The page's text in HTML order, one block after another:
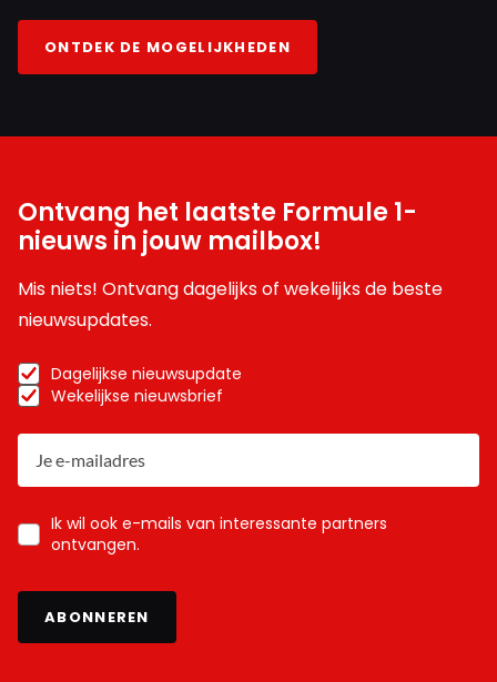
ONTDEK DE MOGELIJKHEDEN
Ontvang het laatste Formule 1-
nieuws in jouw mailbox!
Mis niets! Ontvang dagelijks of wekelijks de beste
nieuwsupdates.
Dagelijkse nieuwsupdate
Wekelijkse nieuwsbrief
Ik wil ook e-mails van interessante partners
ontvangen.
ABONNEREN